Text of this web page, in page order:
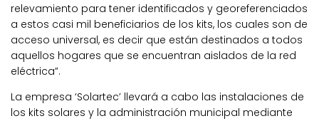
relevamiento para tener identificados y georeferenciados
a estos casi mil beneficiarios de los kits, los cuales son de
acceso universal, es decir que están destinados a todos
aquellos hogares que se encuentran aislados de la red
eléctrica”.
La empresa ‘Solartec’ llevará a cabo las instalaciones de
los kits solares y la administración municipal mediante